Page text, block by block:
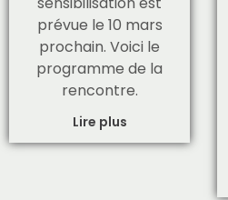
prévue le 10 mars
prochain. Voici le
programme de la
rencontre.
Lire plus